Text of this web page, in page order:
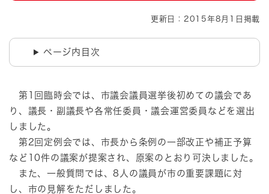
更新日：2015年8月1日掲載
ページ内目次
第1回臨時会では、市議会議員選挙後初めての議会であ
り、議長・副議長や各常任委員・議会運営委員などを選出
しました。
第2回定例会では、市長から条例の一部改正や補正予算
など10件の議案が提案され、原案のとおり可決しました。
また、一般質問では、8人の議員が市の重要課題に対
し、市の見解をただしました。